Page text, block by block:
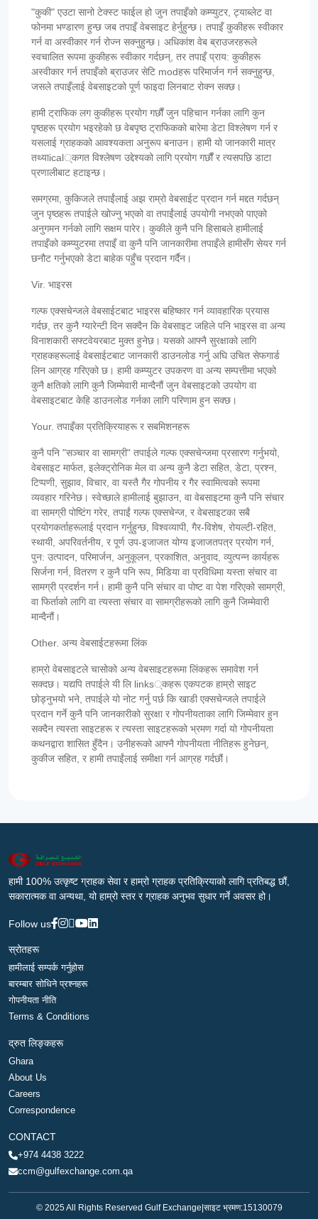
"कुकी" एउटा सानो टेक्स्ट फाईल हो जुन तपाइँको कम्प्युटर, ट्याब्लेट वा
फोनमा भण्डारण हुन्छ जब तपाइँ वेबसाइट हेर्नुहुन्छ। तपाइँ कुकीहरू स्वीकार
गर्न वा अस्वीकार गर्न रोज्न सक्नुहुन्छ। अधिकांश वेब ब्राउजरहरूले
स्वचालित रूपमा कुकीहरू स्वीकार गर्दछन्, तर तपाइँ प्राय: कुकीहरू
अस्वीकार गर्न तपाइँको ब्राउजर सेटि modहरू परिमार्जन गर्न सक्नुहुन्छ,
जसले तपाइँलाई वेबसाइटको पूर्ण फाइदा लिनबाट रोक्न सक्छ।
हामी ट्राफिक लग कुकीहरू प्रयोग गर्छौं जुन पहिचान गर्नका लागि कुन
पृष्ठहरू प्रयोग भइरहेको छ वेबपृष्ठ ट्राफिकको बारेमा डेटा विश्लेषण गर्न र
यसलाई ग्राहकको आवश्यकता अनुरूप बनाउन। हामी यो जानकारी मात्र
तथ्याical्कगत विश्लेषण उद्देश्यको लागि प्रयोग गर्छौं र त्यसपछि डाटा
प्रणालीबाट हटाइन्छ।
समग्रमा, कुकिजले तपाईंलाई अझ राम्रो वेबसाईट प्रदान गर्न मद्दत गर्दछन्
जुन पृष्ठहरू तपाईले खोज्नु भएको वा तपाईंलाई उपयोगी नभएको पाएको
अनुगमन गर्नको लागि सक्षम पारेर। कुकीले कुनै पनि हिसाबले हामीलाई
तपाइँको कम्प्युटरमा तपाइँ वा कुनै पनि जानकारीमा तपाइँले हामीसँग सेयर गर्न
छनौट गर्नुभएको डेटा बाहेक पहुँच प्रदान गर्दैन।
Vir. भाइरस
गल्फ एक्सचेन्जले वेबसाईटबाट भाइरस बहिष्कार गर्न व्यावहारिक प्रयास
गर्दछ, तर कुनै ग्यारेन्टी दिन सक्दैन कि वेबसाइट जहिले पनि भाइरस वा अन्य
विनाशकारी सफ्टवेयरबाट मुक्त हुनेछ। यसको आफ्नै सुरक्षाको लागि
ग्राहकहरूलाई वेबसाईटबाट जानकारी डाउनलोड गर्नु अघि उचित सेफगार्ड
लिन आग्रह गरिएको छ। हामी कम्प्युटर उपकरण वा अन्य सम्पत्तीमा भएको
कुनै क्षतिको लागि कुनै जिम्मेवारी मान्दैनौं जुन वेबसाइटको उपयोग वा
वेबसाइटबाट केहि डाउनलोड गर्नका लागि परिणाम हुन सक्छ।
Your. तपाइँका प्रतिक्रियाहरू र सबमिशनहरू
कुनै पनि "सञ्चार वा सामग्री" तपाईले गल्फ एक्सचेन्जमा प्रसारण गर्नुभयो,
वेबसाइट मार्फत, इलेक्ट्रोनिक मेल वा अन्य कुनै डेटा सहित, डेटा, प्रश्न,
टिप्पणी, सुझाव, विचार, वा यस्तै गैर गोपनीय र गैर स्वामित्वको रूपमा
व्यवहार गरिनेछ। स्वेच्छाले हामीलाई बुझाउन, वा वेबसाइटमा कुनै पनि संचार
वा सामग्री पोष्टिंग गरेर, तपाईं गल्फ एक्सचेन्ज, र वेबसाइटका सबै
प्रयोगकर्ताहरूलाई प्रदान गर्नुहुन्छ, विश्वव्यापी, गैर-विशेष, रोयल्टी-रहित,
स्थायी, अपरिवर्तनीय, र पूर्ण उप-इजाजत योग्य इजाजतपत्र प्रयोग गर्न,
पुन: उत्पादन, परिमार्जन, अनुकूलन, प्रकाशित, अनुवाद, व्युत्पन्न कार्यहरू
सिर्जना गर्न, वितरण र कुनै पनि रूप, मिडिया वा प्रविधिमा यस्ता संचार वा
सामग्री प्रदर्शन गर्न। हामी कुनै पनि संचार वा पोष्ट वा पेश गरिएको सामग्री,
वा फिर्ताको लागि वा त्यस्ता संचार वा सामग्रीहरूको लागि कुनै जिम्मेवारी
मान्दैनौं।
Other. अन्य वेबसाईटहरूमा लिंक
हाम्रो वेबसाइटले चासोको अन्य वेबसाइटहरूमा लिंकहरू समावेश गर्न
सक्दछ। यद्यपि तपाईले यी लि links्कहरू एकपटक हाम्रो साइट
छोड्नुभयो भने, तपाईले यो नोट गर्नु पर्छ कि खाडी एक्सचेन्जले तपाईले
प्रदान गर्ने कुनै पनि जानकारीको सुरक्षा र गोपनीयताका लागि जिम्मेवार हुन
सक्दैन त्यस्ता साइटहरू र त्यस्ता साइटहरूको भ्रमण गर्दा यो गोपनीयता
कथनद्वारा शासित हुँदैन। उनीहरूको आफ्नै गोपनीयता नीतिहरू हुनेछन्,
कुकीज सहित, र हामी तपाईंलाई समीक्षा गर्न आग्रह गर्दछौं।
हामी 100% उत्कृष्ट ग्राहक सेवा र हाम्रो ग्राहक प्रतिक्रियाको लागि प्रतिबद्ध छौं,
सकारात्मक वा अन्यथा, यो हाम्रो स्तर र ग्राहक अनुभव सुधार गर्ने अवसर हो।
Follow us
स्रोतहरू
हामीलाई सम्पर्क गर्नुहोस
बारम्बार सोधिने प्रश्नहरू
गोपनीयता नीति
Terms & Conditions
द्रुत लिङ्कहरू
Ghara
About Us
Careers
Correspondence
CONTACT
+974 4438 3222
ccm@gulfexchange.com.qa
© 2025 All Rights Reserved Gulf Exchange साइट भ्रमण:15130079